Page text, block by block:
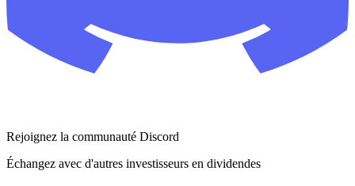
Rejoignez la communauté Discord
Échangez avec d'autres investisseurs en dividendes